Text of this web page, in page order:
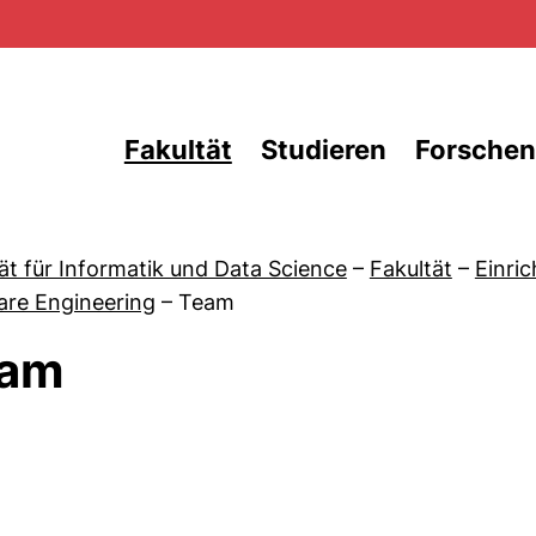
Fakultät Studieren Forschen
für Informatik und Data Science – Fakultät –
Engineering – Team
Aktuelles